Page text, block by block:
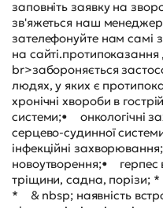
заповніть заявку на
зв'яжеться наш
зателефонуйте нам самі
на
br>забороняється
людях, у яких є
хронічні хвороби в
системи;• онкологічні
серцево-судинної
інфекційні
новоутворення;• герпес
тріщини, садна, порізи;
* & nbsp; наявність